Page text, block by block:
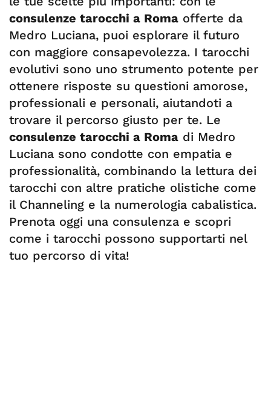
consulenze tarocchi a Roma offerte da
Medro Luciana, puoi esplorare il futuro
con maggiore consapevolezza. I tarocchi
evolutivi sono uno strumento potente per
ottenere risposte su questioni amorose,
professionali e personali, aiutandoti a
trovare il percorso giusto per te. Le
consulenze tarocchi a Roma di Medro
Luciana sono condotte con empatia e
professionalità, combinando la lettura dei
tarocchi con altre pratiche olistiche come
il Channeling e la numerologia cabalistica.
Prenota oggi una consulenza e scopri
come i tarocchi possono supportarti nel
tuo percorso di vita!